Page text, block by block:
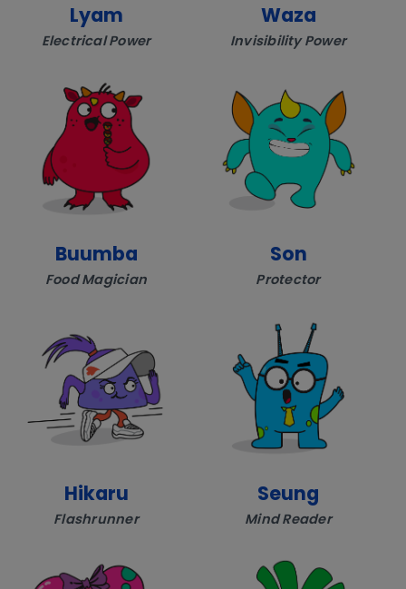
Lyam
Electrical Power
Waza
Invisibility Power
Buumba
Food Magician
Son
Protector
Hikaru
Flashrunner
Seung
Mind Reader